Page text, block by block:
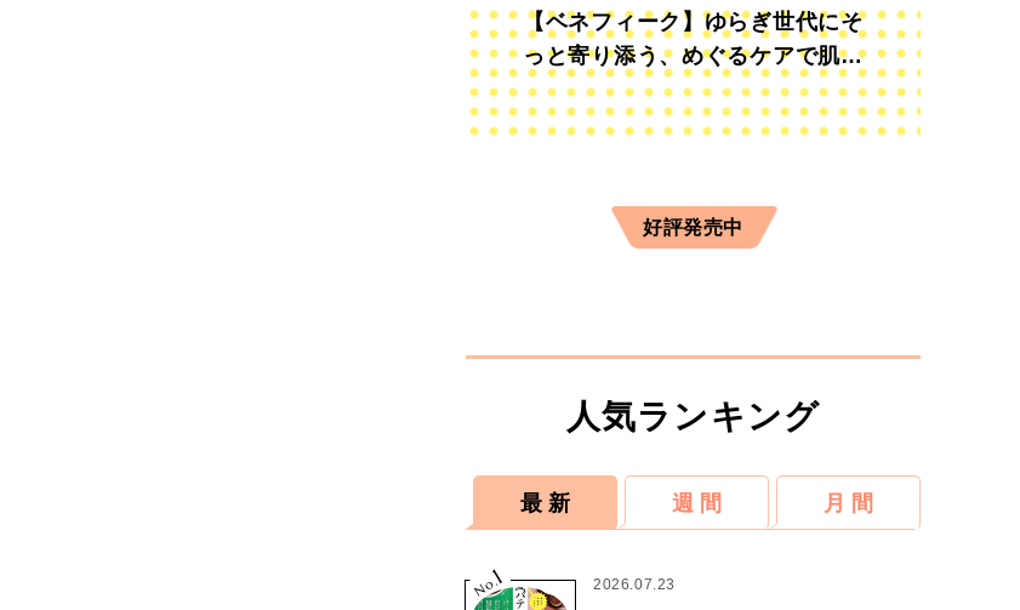
【ベネフィーク】ゆらぎ世代にそ
っと寄り添う、めぐるケアで肌も
心も前向きに
好評発売中
人気ランキング
最 新 週 間 月 間
No.
1 2026.07.23